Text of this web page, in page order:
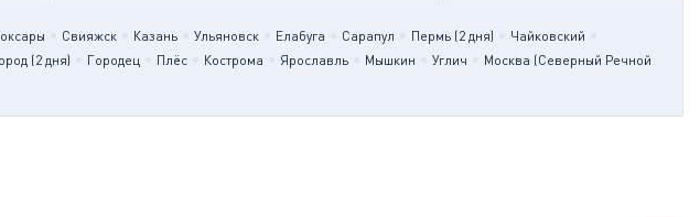
Свияжск Казань Ульяновск Елабуга Сарапул Пермь (2 дня)
Чайковский
(2 дня) Городец Плёс Кострома Ярославль Мышкин Углич
Москва (Северный Речной